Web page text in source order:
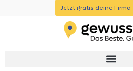
Jetzt gratis deine Firma